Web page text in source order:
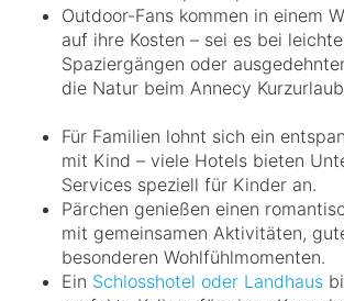
Outdoor-Fans kommen in einem
auf ihre Kosten – sei es bei
Spaziergängen oder
die Natur beim Annecy
Für Familien lohnt sich ein
mit Kind – viele Hotels bieten
Services speziell für Kinder an.
Pärchen genießen einen
mit gemeinsamen Aktivitäten,
besonderen Wohlfühlmomenten.
Ein Schlosshotel oder Landhaus